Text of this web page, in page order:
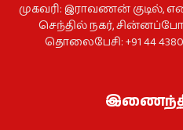
முகவரி: இராவணன் குடில்,
செந்தில் நகர்,
தொலைபேசி: +91 44